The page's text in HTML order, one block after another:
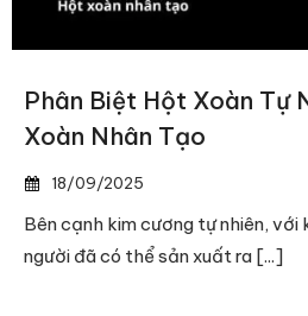
Phân Biệt Hột Xoàn Tự
Xoàn Nhân Tạo
18/09/2025
Bên cạnh kim cương tự nhiên,
người đã có thể sản xuất ra [...]